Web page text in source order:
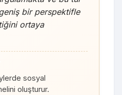
bir perspektifle
ortaya
sosyal
oluşturur.